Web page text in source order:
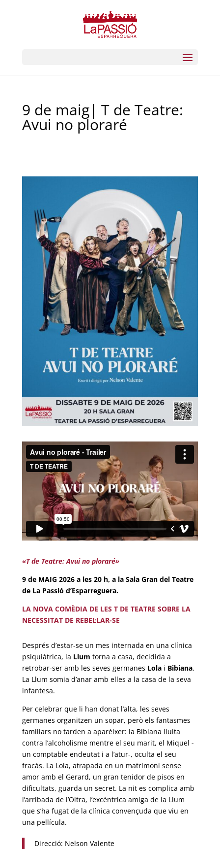
9 de maig| T de Teatre:
Avui no ploraré
«T de Teatre: Avui no ploraré»
9 de MAIG 2026 a les 20 h, a la Sala Gran del Teatre
de La Passió d’Esparreguera.
LA NOVA COMÈDIA DE LES T DE TEATRE SOBRE LA
NECESSITAT DE REBEL·LAR-SE
Després d’estar-se un mes internada en una clínica
psiquiàtrica, la Llum torna a casa, decidida a
retrobar-ser amb les seves germanes Lolai Bibiana.
La Llum somia d’anar amb elles a la casa de la seva
infantesa.
Per celebrar que li han donat l’alta, les seves
germanes organitzen un sopar, però els fantasmes
familiars no tarden a aparèixer: la Bibiana lluita
contra l’alcoholisme mentre el seu marit, el Miquel -
un comptable endeutat i a l’atur-, oculta el seu
fracàs. La Lola, atrapada en un matrimoni sense
amor amb el Gerard, un gran tenidor de pisos en
dificultats, guarda un secret. La nit es complica amb
l’arribada de l’Oltra, l’excèntrica amiga de la Llum
que s’ha fugat de la clínica convençuda que viu en
una pel·lícula.
Direcció: Nelson Valente